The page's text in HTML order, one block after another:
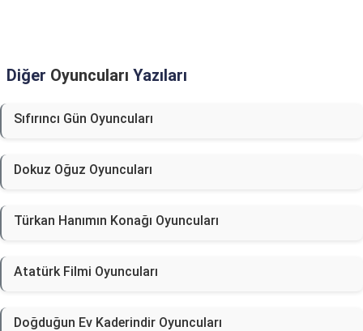
Diğer Oyuncuları Yazıları
Sıfırıncı Gün Oyuncuları
Dokuz Oğuz Oyuncuları
Türkan Hanımın Konağı Oyuncuları
Atatürk Filmi Oyuncuları
Doğduğun Ev Kaderindir Oyuncuları